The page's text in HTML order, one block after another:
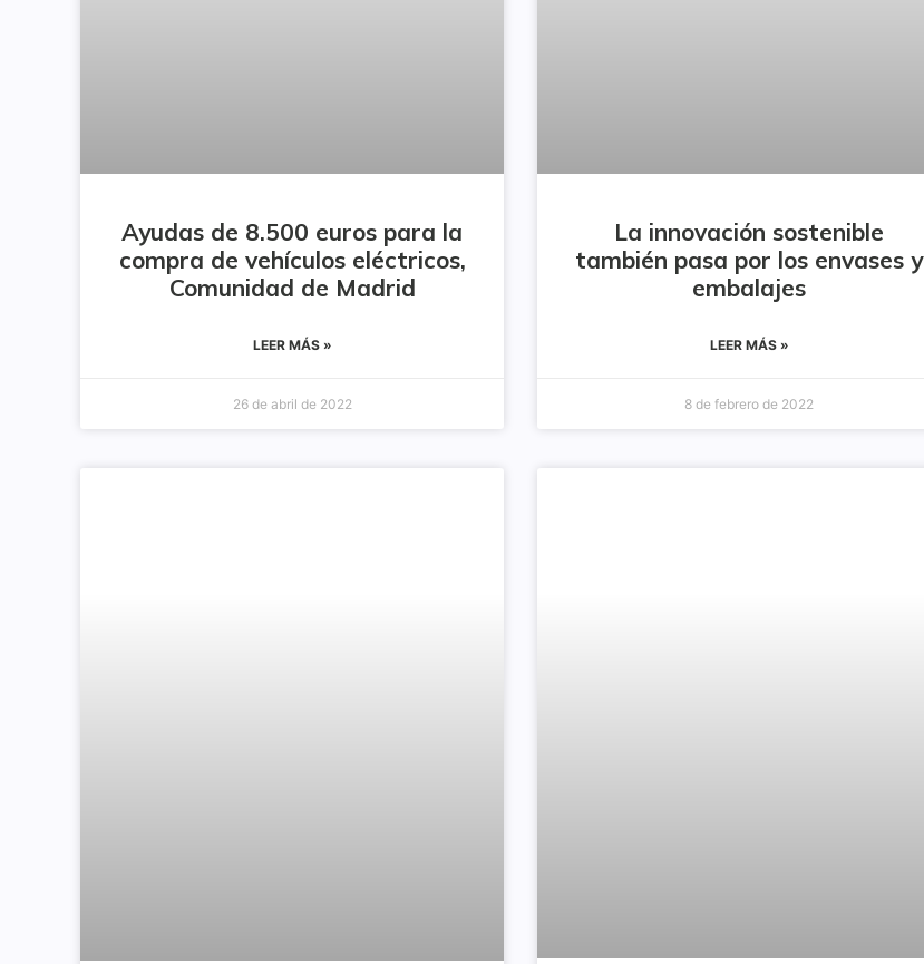
Ayudas de 8.500 euros para la
compra de vehículos eléctricos,
Comunidad de Madrid
LEER MÁS »
26 de abril de 2022
La innovación sostenible
también pasa por los envases y
embalajes
LEER MÁS »
8 de febrero de 2022